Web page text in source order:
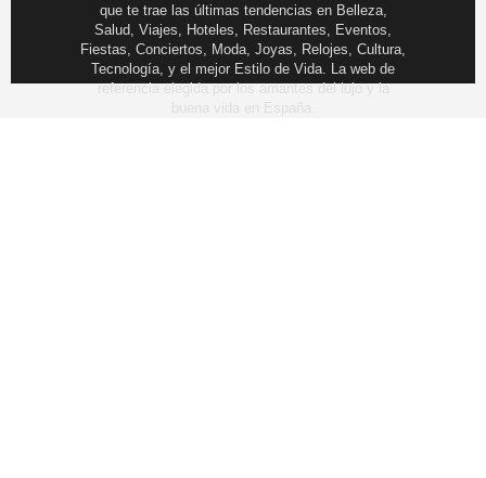
que te trae las últimas tendencias en Belleza,
Salud, Viajes, Hoteles, Restaurantes, Eventos,
Fiestas, Conciertos, Moda, Joyas, Relojes, Cultura,
Tecnología, y el mejor Estilo de Vida. La web de
referencia elegida por los amantes del lujo y la